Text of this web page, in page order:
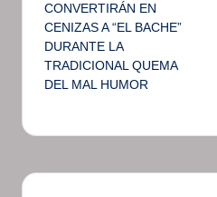
de
entradas
CONVERTIRÁN EN
CENIZAS A “EL BACHE”
DURANTE LA
TRADICIONAL QUEMA
DEL MAL HUMOR